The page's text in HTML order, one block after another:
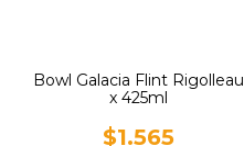
Bowl Galacia Flint Rigolleau
x 425ml
$1.565